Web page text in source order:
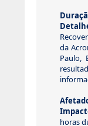
da
Paulo,
horas